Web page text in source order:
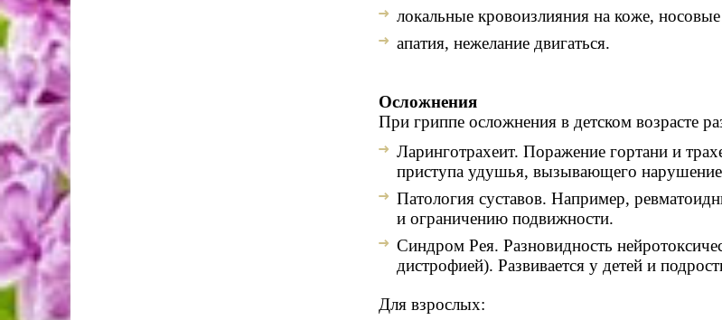
локальные кровоизлияния на коже,
апатия, нежелание двигаться.
Осложнения
При гриппе осложнения в детском возрасте
Ларинготрахеит. Поражение гортани и
приступа удушья, вызывающего
Патология суставов. Например,
и ограничению подвижности.
Синдром Рея. Разновидность
дистрофией). Развивается у детей и
Для взрослых: